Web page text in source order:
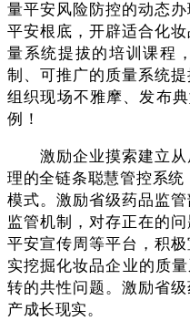
量平安风险防控的动态
平安根底，开辟适合化
量系统提拔的培训课程
制、可推广的质量系统
组织现场不雅摩、发布
例！
激励企业摸索建立从
理的全链条聪慧管控系统
模式。激励省级药品监
监管机制，对存正在的
平安宣传周等平台，积
实挖掘化妆品企业的质
转的共性问题。激励省
产成长现实。